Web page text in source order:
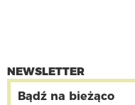
NEWSLETTER
Bądź na bieżąco